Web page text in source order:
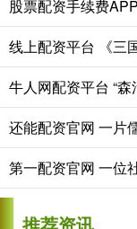
推荐资讯